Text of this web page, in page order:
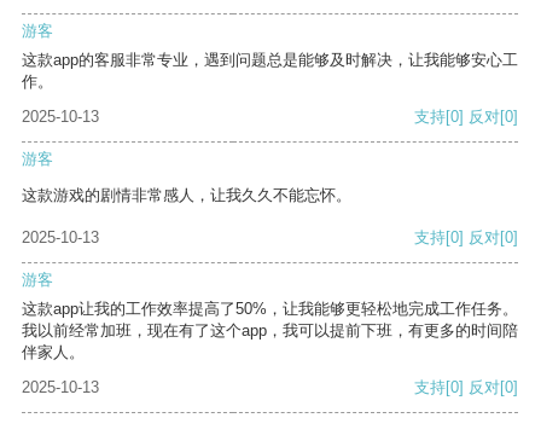
游客
这款app的客服非常专业，遇到问题总是能够及时解决，让我能够安心工
作。
2025-10-13
支持[0] 反对[0]
游客
这款游戏的剧情非常感人，让我久久不能忘怀。
2025-10-13 支持[0] 反对[0]
游客
这款app让我的工作效率提高了50%，让我能够更轻松地完成工作任务。
我以前经常加班，现在有了这个app，我可以提前下班，有更多的时间陪
伴家人。
2025-10-13
支持[0] 反对[0]